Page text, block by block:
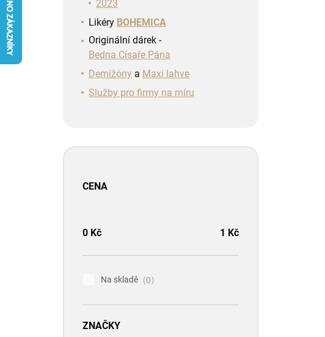
2023
Likéry BOHEMICA
Originální dárek -
Bedna Císaře Pána
Demižóny a Maxi lahve
Služby pro firmy na míru
CENA
0 Kč 1 Kč
Na skladě 0
ZNAČKY